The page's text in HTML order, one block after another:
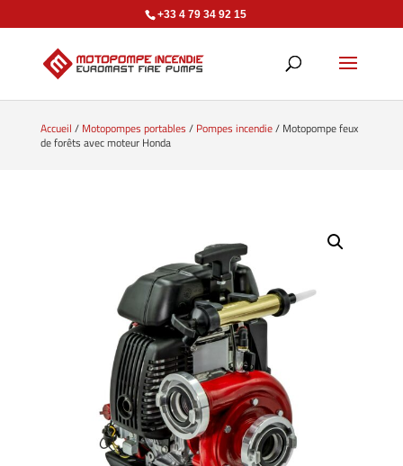
+33 4 79 34 92 15
Accueil / Motopompes portables / Pompes incendie/ Motopompe feux
de forêts avec moteur Honda